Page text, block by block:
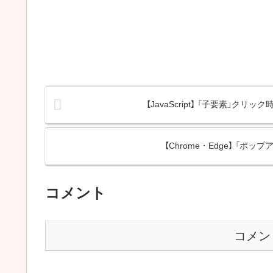
【JavaScript】 「子要素」クリック
【Chrome・Edge】 「ポップ
コメント
コメ